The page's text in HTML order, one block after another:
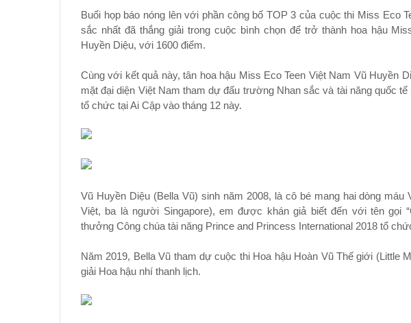
Buổi họp báo nóng lên với phần công bố TOP 3 của cuộc thi Miss Eco
sắc nhất đã thắng giải trong cuộc bình chọn để trở thành hoa hậu
Huyền Diệu, với 1600 điểm.
Cùng với kết quả này, tân hoa hậu Miss Eco Teen Việt Nam Vũ Huyền
mặt đại diện Việt Nam tham dự đấu trường Nhan sắc và tài năng quốc
tổ chức tại Ai Cập vào tháng 12 này.
Vũ Huyền Diệu (Bella Vũ) sinh năm 2008, là cô bé mang hai dòng
Việt, ba là người Singapore), em được khán giả biết đến với tên gọi
thưởng Công chúa tài năng Prince and Princess International 2018 tổ
Năm 2019, Bella Vũ tham dự cuộc thi Hoa hậu Hoàn Vũ Thế giới (Little
giải Hoa hậu nhí thanh lịch.